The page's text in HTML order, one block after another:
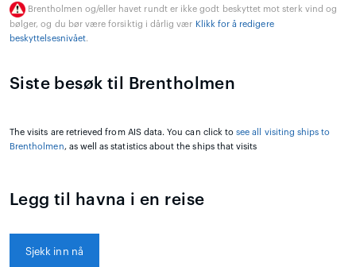
Brentholmen og/eller havet rundt er ikke godt beskyttet mot sterk vind og
bølger, og du bør være forsiktig i dårlig vær Klikk for å redigere
beskyttelsesnivået.
Siste besøk til Brentholmen
The visits are retrieved from AIS data. You can click tosee all visiting ships to
Brentholmen, as well as statistics about the ships that visits
Legg til havna i en reise
Sjekk inn nå